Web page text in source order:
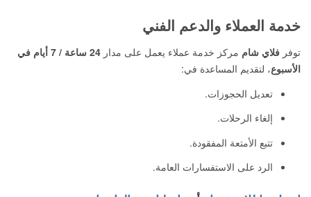
خدمة العملاء والدعم الفني
توفر فلاي شام مركز خدمة عملاء يعمل على مدار
24 ساعة / 7 أيام في
الأسبوع، لتقديم المساعدة في:
تعديل الحجوزات.
إلغاء الرحلات.
تتبع الأمتعة المفقودة.
الرد على الاستفسارات العامة.